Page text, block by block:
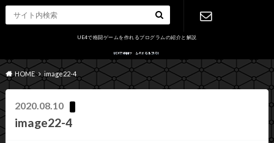
UE4で格闘ゲームを作れるプログラムの紹介と解説
せ
HOME image22-4
2020.08.10
image22-4